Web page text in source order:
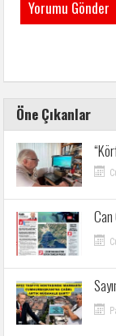
Öne Çıkanlar